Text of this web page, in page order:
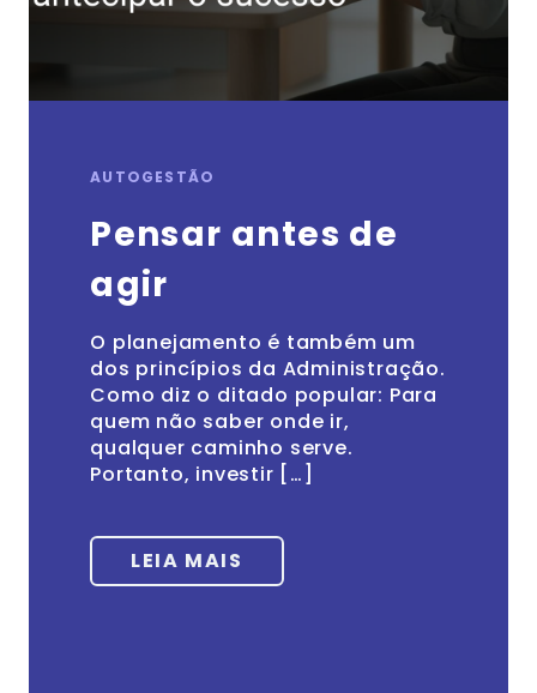
AUTOGESTÃO
Pensar antes de
agir
O planejamento é também um
dos princípios da Administração.
Como diz o ditado popular: Para
quem não saber onde ir,
qualquer caminho serve.
Portanto, investir […]
LEIA MAIS